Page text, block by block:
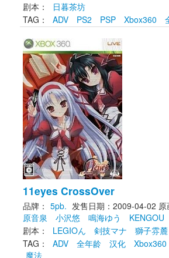
剧本：
日暮茶坊
TAG：
ADV PS2 PSP Xbox360
11eyes CrossOver
品牌： 5pb. 发售日期：2009-04-02 原
原音泉
小沢悠 鳴海ゆう KENGOU
剧本：
LEGIOん 剣技マナ
獅子雰麓
TAG：
ADV 全年龄 汉化 Xbox360
魔法